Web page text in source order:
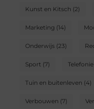
Kunst en Kitsch (2)
Marketing (14)
Onderwijs(23)
Sport (7) Telefonie
Tuin en buitenleven (4)
Verbouwen (7)